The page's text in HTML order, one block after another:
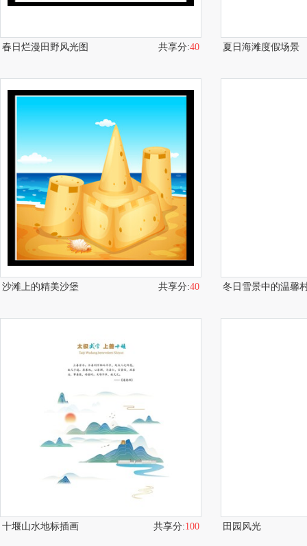
春日烂漫田野风光图 共享分:40 夏日海滩度假场景
沙滩上的精美沙堡 共享分:40 冬日雪景中的温馨
十堰山水地标插画 共享分:100 田园风光